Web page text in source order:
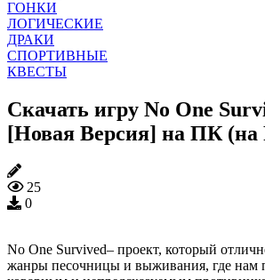
ГОНКИ
ЛОГИЧЕСКИЕ
ДРАКИ
СПОРТИВНЫЕ
КВЕСТЫ
Скачать игру No One
[Новая Версия] на ПК (на
25
0
No One Survived– проект, который
жанры песочницы и выживания, где нам